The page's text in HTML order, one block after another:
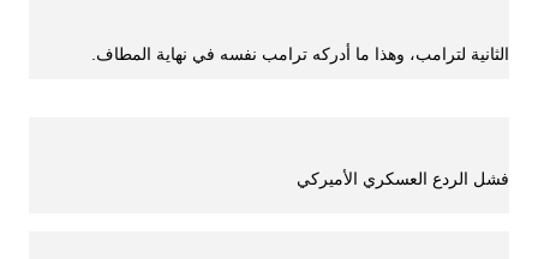
الثانية لترامب، وهذا ما أدركه ترامب نفسه في نهاية المطاف.
فشل الردع العسكري الأميركي